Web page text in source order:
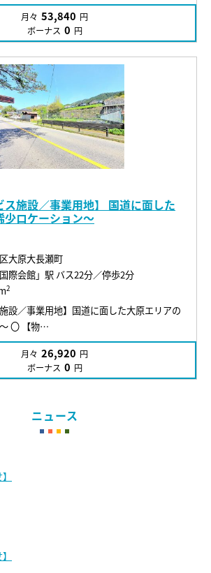
月々 53,840 円
ボーナス 0 円
施設／事業用地】 国道に面した
少ロケーション～
大原大長瀬町
際会館」駅 バス22分／停歩2分
2
設／事業用地】国道に面した大原エリアの
稀少ロケーション～ 〇 【物…
月々 26,920 円
ボーナス 0 円
ニュース